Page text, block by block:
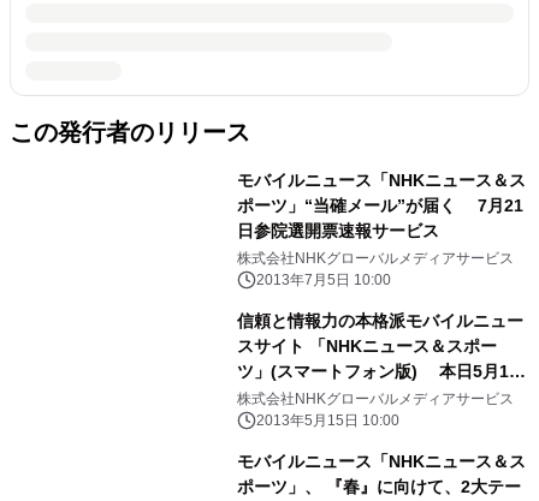
この発行者のリリース
モバイルニュース「NHKニュース＆ス
ポーツ」“当確メール”が届く 7月21
日参院選開票速報サービス
株式会社NHKグローバルメディアサービス
2013年7月5日 10:00
信頼と情報力の本格派モバイルニュー
スサイト 「NHKニュース＆スポー
ツ」(スマートフォン版) 本日5月15
日より、“さらに使いやすく！さらに
見やすく！”リニューアル
株式会社NHKグローバルメディアサービス
2013年5月15日 10:00
モバイルニュース「NHKニュース＆ス
ポーツ」、 『春』に向けて、2大テー